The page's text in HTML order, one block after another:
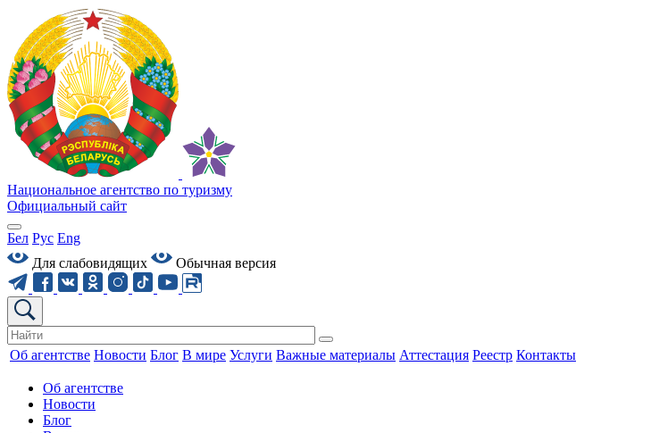
Национальное агентство по туризму
Официальный сайт
Бел Рус Eng
Для слабовидящих
Обычная версия
Об агентстве Новости Блог В мире Услуги Важные материалы Аттестация Реестр Контакты
Об агентстве
Новости
Блог